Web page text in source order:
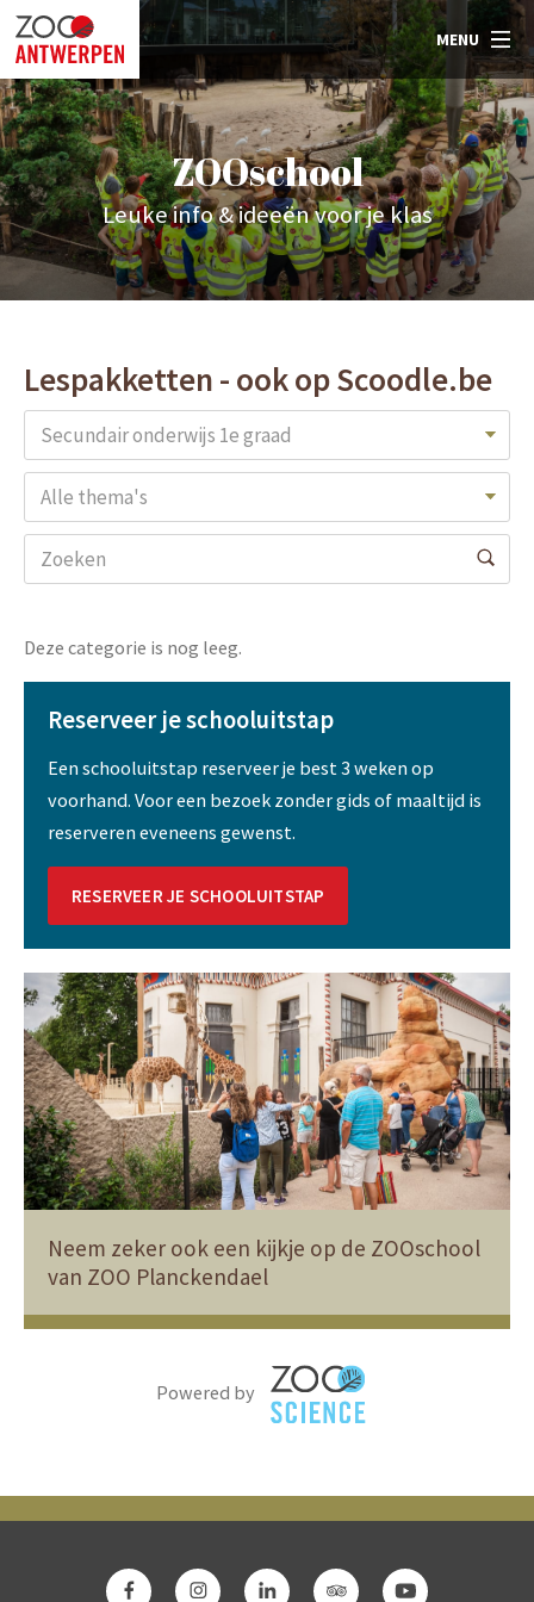
MENU
ZOOschool
Leuke info & ideeën voor je klas
Lespakketten - ook op Scoodle.be
Deze categorie is nog leeg.
Reserveer je schooluitstap
Een schooluitstap reserveer je best 3 weken op
voorhand. Voor een bezoek zonder gids of maaltijd is
reserveren eveneens gewenst.
RESERVEER JE SCHOOLUITSTAP
Neem zeker ook een kijkje op de ZOOschool
van ZOO Planckendael
Powered by